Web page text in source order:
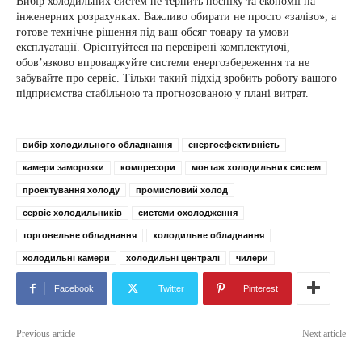
інженерних розрахунках. Важливо обирати не просто «залізо», а
готове технічне рішення під ваш обсяг товару та умови
експлуатації. Орієнтуйтеся на перевірені комплектуючі,
обов’язково впроваджуйте системи енергозбереження та не
забувайте про сервіс. Тільки такий підхід зробить роботу вашого
підприємства стабільною та прогнозованою у плані витрат.
вибір холодильного обладнання енергоефективність
камери заморозки компресори монтаж холодильних систем
проектування холоду промисловий холод
сервіс холодильників системи охолодження
торговельне обладнання холодильне обладнання
холодильні камери холодильні централі чилери
Facebook Twitter Pinterest
Previous article Next article